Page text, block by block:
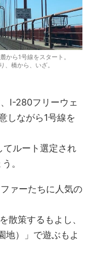
から1号線をスタート。
橋から、いざ。
I-280フリーウェ
しながら1号線を
てルート選定され
。
ァーたちに人気の
散策するもよし、
地）」で遊ぶもよ